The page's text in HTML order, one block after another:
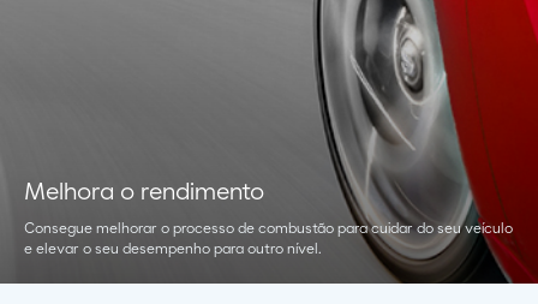
Melhora o rendimento
Consegue melhorar o processo de combustão para cuidar do seu veículo
e elevar o seu desempenho para outro nível.